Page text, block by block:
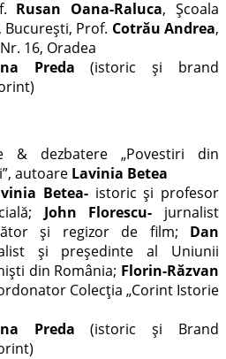
Rusan Oana-Raluca, Școala
București, Prof. Cotrău Andrea,
16, Oradea
Preda (istoric și brand
& dezbatere „Povestiri din
autoare Lavinia Betea
Betea- istoric și profesor
John Florescu- jurnalist
și regizor de film; Dan
și președinte al Uniunii
din România; Florin-Răzvan
Colecția „Corint Istorie
Preda (istoric și Brand